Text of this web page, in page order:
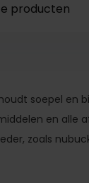
producten
soepel en
en alle
zoals